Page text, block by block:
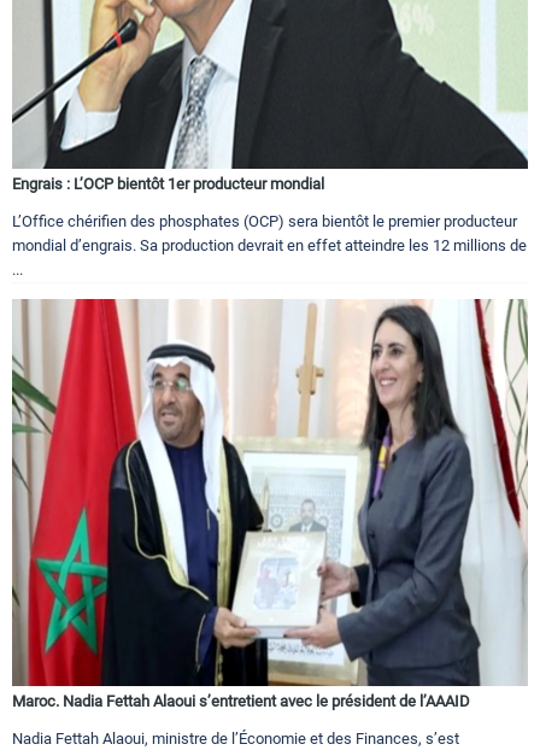
Engrais : L’OCP bientôt 1er producteur mondial
L’Office chérifien des phosphates (OCP) sera bientôt le premier producteur
mondial d’engrais. Sa production devrait en effet atteindre les 12 millions de
...
Maroc. Nadia Fettah Alaoui s’entretient avec le président de l’AAAID
Nadia Fettah Alaoui, ministre de l’Économie et des Finances, s’est